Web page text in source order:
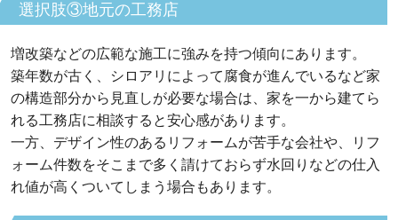
選択肢③地元の工務店
増改築などの広範な施工に強みを持つ傾向にあります。
築年数が古く、シロアリによって腐食が進んでいるなど家
の構造部分から見直しが必要な場合は、家を一から建てら
れる工務店に相談すると安心感があります。
一方、デザイン性のあるリフォームが苦手な会社や、リフ
ォーム件数をそこまで多く請けておらず水回りなどの仕入
れ値が高くついてしまう場合もあります。